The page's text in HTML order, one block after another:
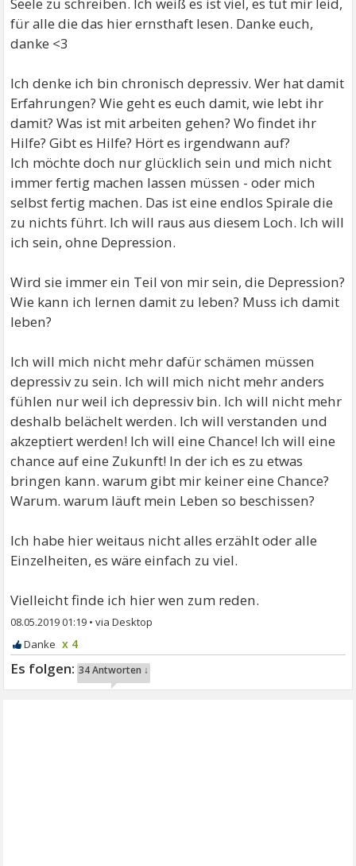
für alle die das hier ernsthaft lesen. Danke euch,
danke <3
Ich denke ich bin chronisch depressiv. Wer hat damit
Erfahrungen? Wie geht es euch damit, wie lebt ihr
damit? Was ist mit arbeiten gehen? Wo findet ihr
Hilfe? Gibt es Hilfe? Hört es irgendwann auf?
Ich möchte doch nur glücklich sein und mich nicht
immer fertig machen lassen müssen - oder mich
selbst fertig machen. Das ist eine endlos Spirale die
zu nichts führt. Ich will raus aus diesem Loch. Ich will
ich sein, ohne Depression.
Wird sie immer ein Teil von mir sein, die Depression?
Wie kann ich lernen damit zu leben? Muss ich damit
leben?
Ich will mich nicht mehr dafür schämen müssen
depressiv zu sein. Ich will mich nicht mehr anders
fühlen nur weil ich depressiv bin. Ich will nicht mehr
deshalb belächelt werden. Ich will verstanden und
akzeptiert werden! Ich will eine Chance! Ich will eine
chance auf eine Zukunft! In der ich es zu etwas
bringen kann. warum gibt mir keiner eine Chance?
Warum. warum läuft mein Leben so beschissen?
Ich habe hier weitaus nicht alles erzählt oder alle
Einzelheiten, es wäre einfach zu viel.
Vielleicht finde ich hier wen zum reden.
08.05.2019 01:19 •
x 4
34 Antworten ↓